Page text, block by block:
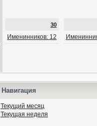
30
Именинников: 12
Навигация
Текущий месяц
Текущая неделя